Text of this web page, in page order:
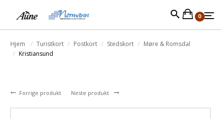
0
Hjem Turistkort Postkort Stedskort
Møre & Romsdal
Kristiansund
Forrige produkt Neste produkt